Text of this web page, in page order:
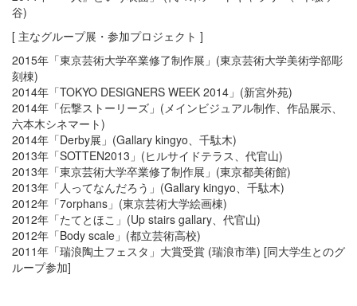
谷)
[ 主なグループ展・参加プロジェクト ]
2015年「東京芸術大学卒業修了制作展」(東京芸術大学美術学部彫
刻棟)
2014年「TOKYO DESIGNERS WEEK 2014」(新宮外苑)
2014年「伝撃ストーリーズ」(メインビジュアル制作、作品展示、
六本木シネマート)
2014年「Derby展」(Gallary kingyo、千駄木)
2013年「SOTTEN2013」(ヒルサイドテラス、代官山)
2013年「東京芸術大学卒業修了制作展」(東京都美術館)
2013年「人ってなんだろう」(Gallary kingyo、千駄木)
2012年「7orphans」(東京芸術大学絵画棟)
2012年「たてとほこ」(Up stairs gallary、代官山)
2012年「Body scale」(都立芸術高校)
2011年「瑞浪陶土フェスタ」大賞受賞 (瑞浪市準) [同大学生とのグ
ループ参加]